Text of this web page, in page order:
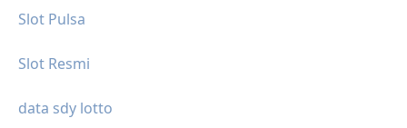
Slot Pulsa
Slot Resmi
data sdy lotto